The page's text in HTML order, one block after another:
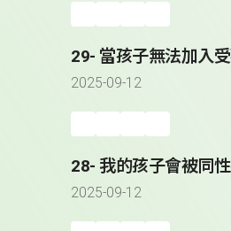
29- 當孩子無法加入
2025-09-12
28- 我的孩子會被同
2025-09-12